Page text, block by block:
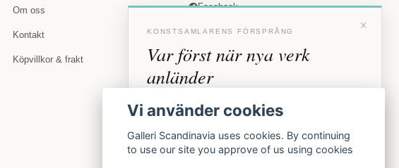
Om oss
Kontakt
Köpvillkor & frakt
Facebook
×
KONSTSAMLARENS FÖRSPRÅNG
Var först när nya verk
anländer
Förhandstillgång till nya verk och personliga
inbjudningar till vernissage, innan vi annonserar
offentligt.
Vi använder cookies
Galleri Scandinavia uses cookies. By continuing
to use our site you approve of us using cookies